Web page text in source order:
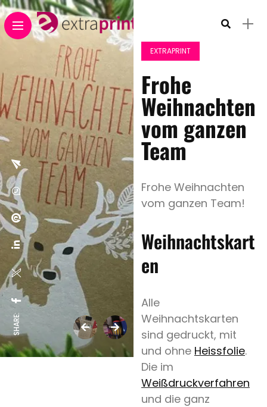
SHARE:
EXTRAPRINT
Frohe
Weihnachten
vom ganzen
Team
Frohe Weihnachten
vom ganzen Team!
Weihnachtskart
en
Alle
Weihnachtskarten
sind gedruckt, mit
und ohne Heissfolie.
Die im
Weißdruckverfahren
und die ganz